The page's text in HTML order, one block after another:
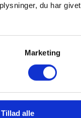
du har givet
Marketing
Tillad alle